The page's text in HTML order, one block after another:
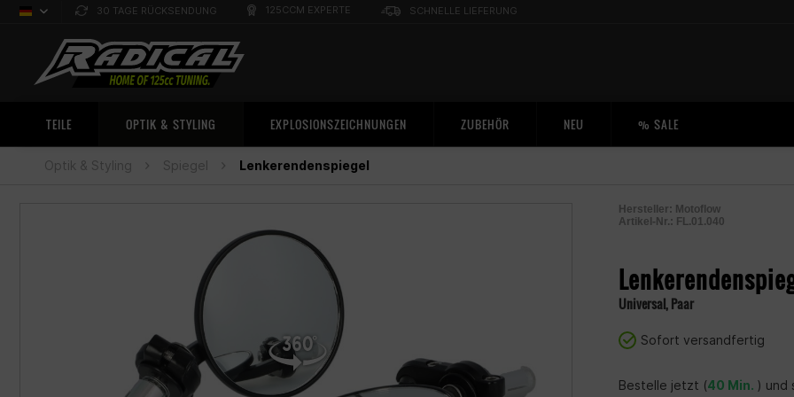
Deutsch
30 TAGE RÜCKSENDUNG 125CCM EXPERTE SCHNELLE LIEFERUNG
TEILE OPTIK & STYLING EXPLOSIONSZEICHNUNGEN ZUBEHÖR NEU % SALE
Optik & Styling Spiegel Lenkerendenspiegel
Hersteller: Motoflow
Artikel-Nr.: FL.01.040
Universal, Paar
Sofort versandfertig
Bestelle jetzt (40 Min. ) und